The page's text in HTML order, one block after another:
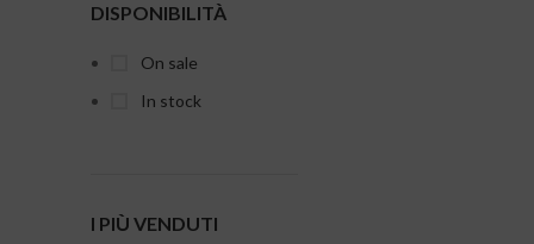
DISPONIBILITÀ
On sale
In stock
I PIÙ VENDUTI